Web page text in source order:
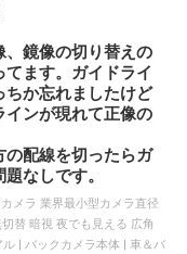
、鏡像の切り替えの
ます。ガイドライ
ちか忘れましたけど
インが現れて正像の
の配線を切ったらガ
なしです。
メラ 業界最小型カメラ直径
替 暗視 夜でも見える 広角
| バックカメラ本体 | 車＆バ